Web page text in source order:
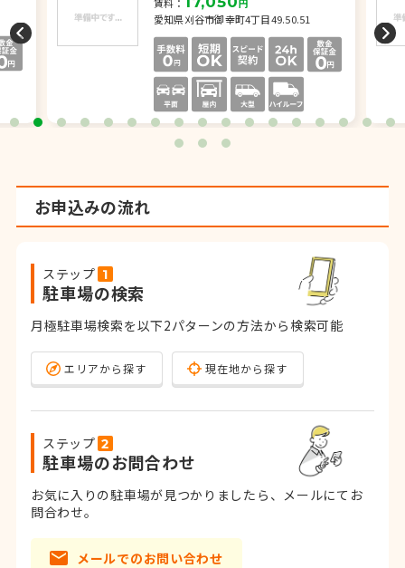
愛知県刈谷市御幸町4丁目49.50.51
お申込みの流れ
ステップ
駐車場の検索
月極駐車場検索を以下2パターンの方法から検索可能
エリアから探す 現在地から探す
ステップ
駐車場のお問合わせ
お気に入りの駐車場が見つかりましたら、メールにてお
問合わせ。
メールでのお問い合わせ